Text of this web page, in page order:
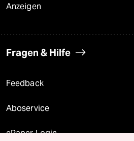
Anzeigen
Fragen & Hilfe
Feedback
Aboservice
ePaper Login